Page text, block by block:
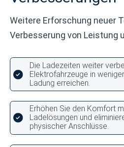
Weitere Erforschung neuer
Verbesserung von Leistung
Die Ladezeiten weiter
Elektrofahrzeuge in
Ladung erreichen.
Erhöhen Sie den Komfort
Ladelösungen und
physischer Anschlüsse.